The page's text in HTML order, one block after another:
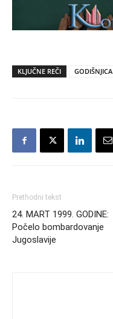
KLJUČNE REČI GODIŠNJICA
Prethodni tekst
24. MART 1999. GODINE:
Počelo bombardovanje
Jugoslavije